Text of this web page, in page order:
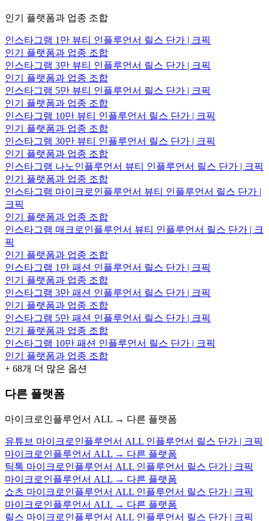
인기 플랫폼과 업종 조합
인스타그램 1만 뷰티 인플루언서 릴스 단가 | 크픽
인기 플랫폼과 업종 조합
인스타그램 3만 뷰티 인플루언서 릴스 단가 | 크픽
인기 플랫폼과 업종 조합
인스타그램 5만 뷰티 인플루언서 릴스 단가 | 크픽
인기 플랫폼과 업종 조합
인스타그램 10만 뷰티 인플루언서 릴스 단가 | 크픽
인기 플랫폼과 업종 조합
인스타그램 30만 뷰티 인플루언서 릴스 단가 | 크픽
인기 플랫폼과 업종 조합
인스타그램 나노인플루언서 뷰티 인플루언서 릴스 단가 | 크픽
인기 플랫폼과 업종 조합
인스타그램 마이크로인플루언서 뷰티 인플루언서 릴스 단가 |
크픽
인기 플랫폼과 업종 조합
인스타그램 매크로인플루언서 뷰티 인플루언서 릴스 단가 | 크
픽
인기 플랫폼과 업종 조합
인스타그램 1만 패션 인플루언서 릴스 단가 | 크픽
인기 플랫폼과 업종 조합
인스타그램 3만 패션 인플루언서 릴스 단가 | 크픽
인기 플랫폼과 업종 조합
인스타그램 5만 패션 인플루언서 릴스 단가 | 크픽
인기 플랫폼과 업종 조합
인스타그램 10만 패션 인플루언서 릴스 단가 | 크픽
인기 플랫폼과 업종 조합
+ 68개 더 많은 옵션
다른 플랫폼
마이크로인플루언서 ALL → 다른 플랫폼
유튜브 마이크로인플루언서 ALL 인플루언서 릴스 단가 | 크픽
마이크로인플루언서 ALL → 다른 플랫폼
틱톡 마이크로인플루언서 ALL 인플루언서 릴스 단가 | 크픽
마이크로인플루언서 ALL → 다른 플랫폼
쇼츠 마이크로인플루언서 ALL 인플루언서 릴스 단가 | 크픽
마이크로인플루언서 ALL → 다른 플랫폼
릴스 마이크로인플루언서 ALL 인플루언서 릴스 단가 | 크픽